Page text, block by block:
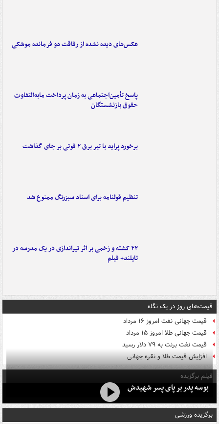
عکس‌های دیده نشده از رفاقت دو فرمانده‌ موشکی
پاسخ تأمین‌اجتماعی به زمان پرداخت مابه‌التفاوت
حقوق بازنشستگان
برخورد پراید با تیر برق ۲ فوتی بر جای گذاشت
تنظیم قولنامه برای اسناد سبزرنگ ممنوع شد
۲۲ کشته و زخمی بر اثر تیراندازی در یک مدرسه در
تایلند+ فیلم
قیمت‌های روز در یک نگاه
قیمت جهانی نفت امروز ۱۶ مرداد
قیمت جهانی طلا امروز ۱۵ مرداد
قیمت نفت برنت به ۷۹ دلار رسید
افزایش قیمت طلا و نقره جهانی
فیلم برگزیده
بوسه‌ پدر بر پای پسر شهیدش
برگزیده ورزشی